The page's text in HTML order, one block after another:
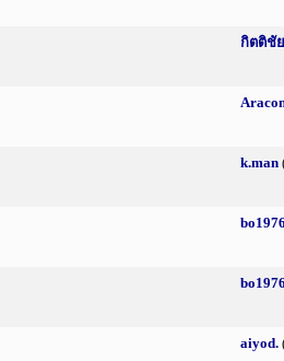
กิตติชัย
k.man
bo1976
bo1976
aiyod.